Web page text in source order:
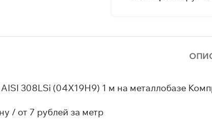
308LSi (04Х19Н9) 1 м на металлобазе
/ от 7 рублей за метр